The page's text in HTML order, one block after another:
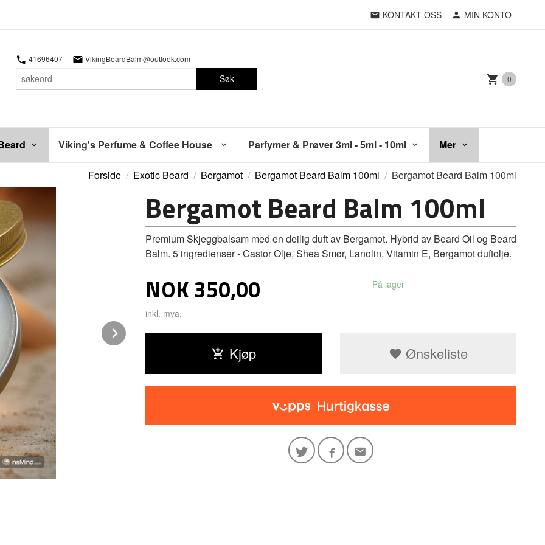
KONTAKT OSS MIN KONTO
41696407 VikingBeardBalm@outlook.com
Søk 0
Viking's Perfume & Coffee House Parfymer & Prøver 3ml - 5ml - 10ml Mer
Forside Exotic Beard Bergamot Bergamot Beard Balm 100ml Bergamot Beard Balm 100ml
Next
Bergamot Beard Balm 100ml
Premium Skjeggbalsam med en deilig duft av Bergamot. Hybrid av Beard Oil og Beard
Balm. 5 ingredienser - Castor Olje, Shea Smør, Lanolin, Vitamin E, Bergamot duftolje.
Pris
NOK 350,00
inkl. mva.
På lager
Kjøp Ønskeliste